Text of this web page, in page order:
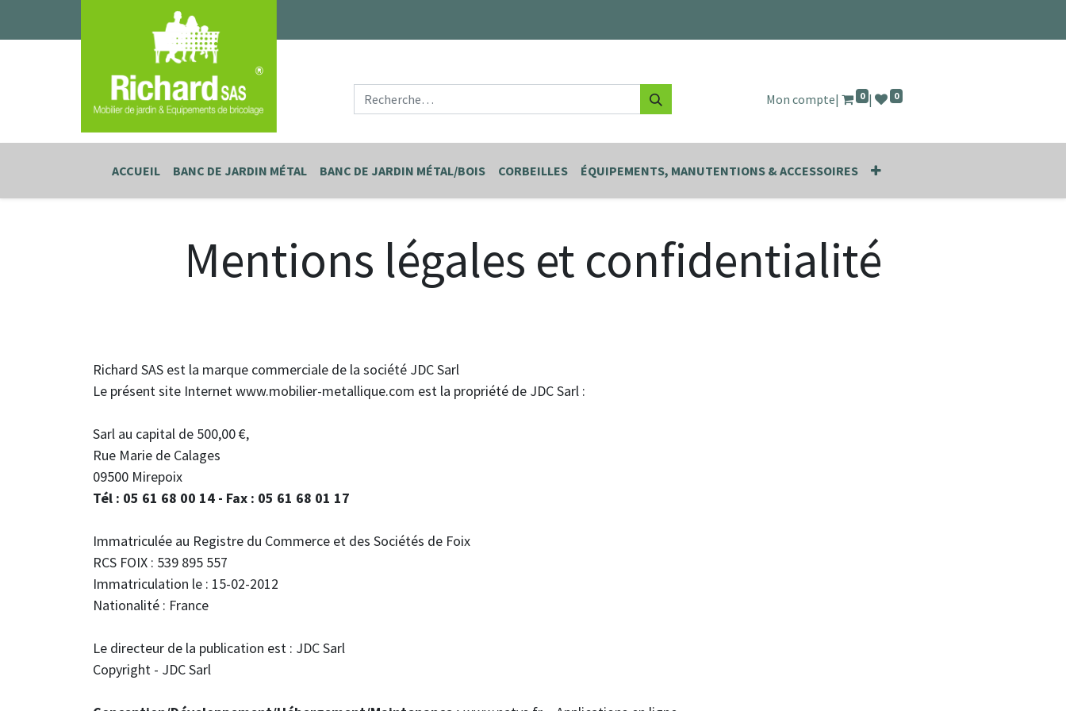
Mon compte| 0 | 0
ACCUEIL BANC DE JARDIN MÉTAL BANC DE JARDIN MÉTAL/BOIS CORBEILLES ÉQUIPEMENTS, MANUTENTIONS & ACCESSOIRES
Mentions légales et confidentialité
Richard SAS est la marque commerciale de la société JDC Sarl
Le présent site Internet www.mobilier-metallique.com est la propriété de JDC Sarl :
Sarl au capital de 500,00 €,
Rue Marie de Calages
09500 Mirepoix
Tél : 05 61 68 00 14 - Fax : 05 61 68 01 17
Immatriculée au Registre du Commerce et des Sociétés de Foix
RCS FOIX : 539 895 557
Immatriculation le : 15-02-2012
Nationalité : France
Le directeur de la publication est : JDC Sarl
Copyright - JDC Sarl